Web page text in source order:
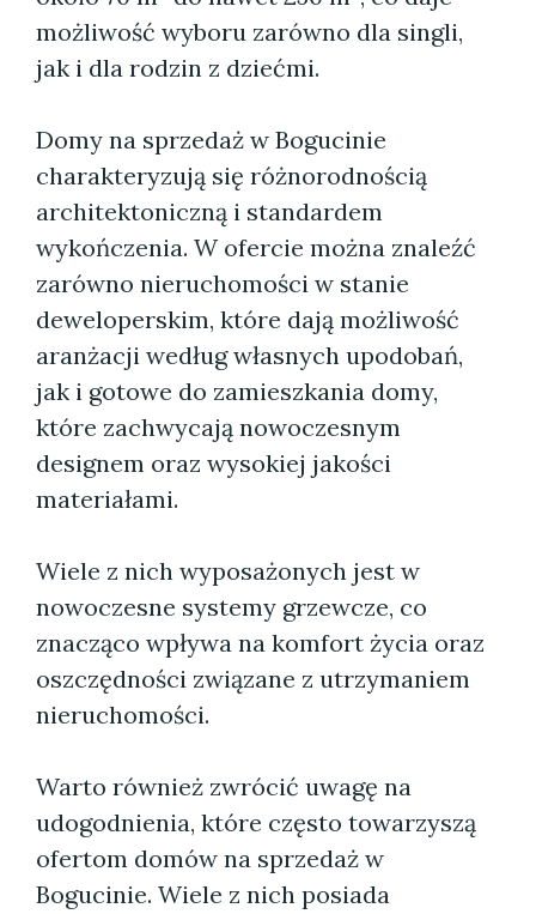
możliwość wyboru zarówno dla singli,
jak i dla rodzin z dziećmi.
Domy na sprzedaż w Bogucinie
charakteryzują się różnorodnością
architektoniczną i standardem
wykończenia. W ofercie można znaleźć
zarówno nieruchomości w stanie
deweloperskim, które dają możliwość
aranżacji według własnych upodobań,
jak i gotowe do zamieszkania domy,
które zachwycają nowoczesnym
designem oraz wysokiej jakości
materiałami.
Wiele z nich wyposażonych jest w
nowoczesne systemy grzewcze, co
znacząco wpływa na komfort życia oraz
oszczędności związane z utrzymaniem
nieruchomości.
Warto również zwrócić uwagę na
udogodnienia, które często towarzyszą
ofertom domów na sprzedaż w
Bogucinie. Wiele z nich posiada